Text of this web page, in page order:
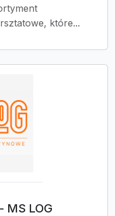
które...
MS LOG